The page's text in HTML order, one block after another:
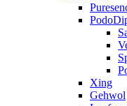
Xing
Gehwol